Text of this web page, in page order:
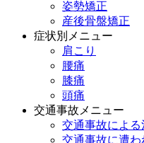
姿勢矯正
産後骨盤矯正
症状別メニュー
肩こり
腰痛
膝痛
頭痛
交通事故メニュー
交通事故によ
交通事故に遭